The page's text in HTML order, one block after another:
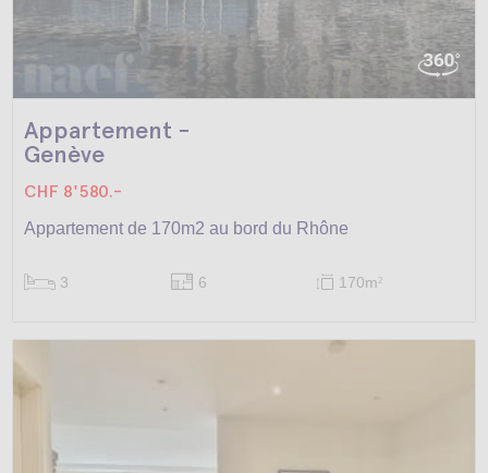
Appartement -
Genève
CHF 8'580.-
Appartement de 170m2 au bord du Rhône
3 6 170m2